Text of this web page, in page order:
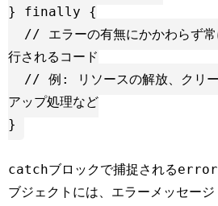
} finally {
行されるコード
アップ処理など
catchブロックで捕捉されるerror
ブジェクトには、エラーメッセージ